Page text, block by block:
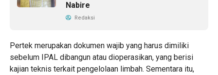
Nabire
Redaksi
Pertek merupakan dokumen wajib yang harus dimiliki
sebelum IPAL dibangun atau dioperasikan, yang berisi
kajian teknis terkait pengelolaan limbah. Sementara itu,